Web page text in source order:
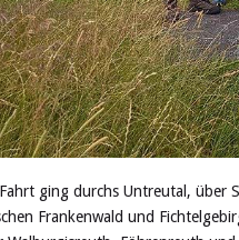
ging durchs Untreutal, über
Frankenwald und